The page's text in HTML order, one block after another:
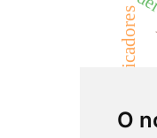
O
indicadores